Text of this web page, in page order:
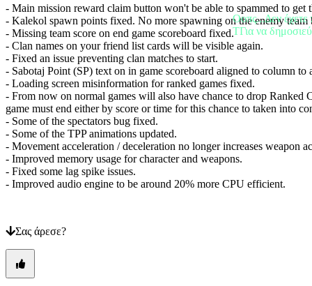
σας;
Αλλαγή
γλώσσας
AR
BS
CS
DA
DE
EL
EN
ES
FR
KO
NO
PT
- Main mission reward claim button won't be able to spammed to get
- Kalekol spawn points fixed. No more spawning on the enemy team
- Missing team score on end game scoreboard fixed.
- Clan names on your friend list cards will be visible again.
- Fixed an issue preventing clan matches to start.
- Sabotaj Point (SP) text on in game scoreboard aligned to column
- Loading screen misinformation for ranked games fixed.
- From now on normal games will also have chance to drop Ranked
game must end either by score or time for this chance to taken into
- Some of the spectators bug fixed.
- Some of the TPP animations updated.
- Movement acceleration / deceleration no longer increases weapon
- Improved memory usage for character and weapons.
- Fixed some lag spike issues.
- Improved audio engine to be around 20% more CPU efficient.
Σας άρεσε?
Οοπς...Δεν έχετε
TΓια να